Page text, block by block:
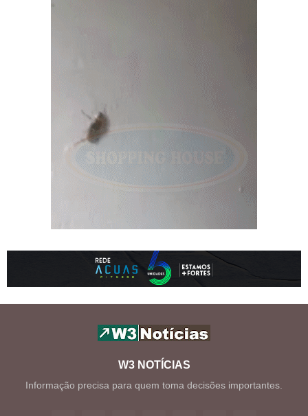
W3 NOTÍCIAS
Informação precisa para quem toma decisões importantes.